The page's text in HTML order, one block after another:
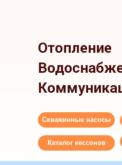
Отопление
Скважинные насосы
Каталог кессонов